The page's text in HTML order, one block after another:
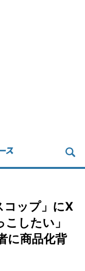
コップ」にX
したい」
に商品化背